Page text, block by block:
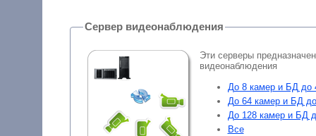
Сервер видеонаблюдения
Эти серверы
видеонаблюдения
До 8 камер и БД до
До 64 камер и БД
До 128 камер и БД
Все